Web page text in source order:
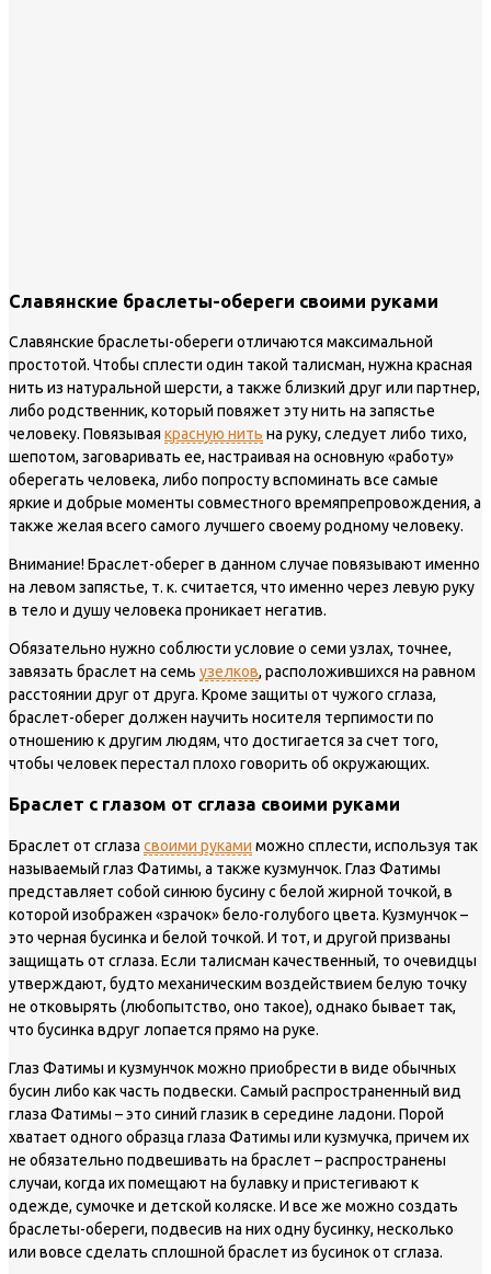
Славянские браслеты-обереги своими руками
Славянские браслеты-обереги отличаются максимальной
простотой. Чтобы сплести один такой талисман, нужна красная
нить из натуральной шерсти, а также близкий друг или партнер,
либо родственник, который повяжет эту нить на запястье
человеку. Повязывая красную нить на руку, следует либо тихо,
шепотом, заговаривать ее, настраивая на основную «работу»
оберегать человека, либо попросту вспоминать все самые
яркие и добрые моменты совместного времяпрепровождения, а
также желая всего самого лучшего своему родному человеку.
Внимание!Браслет-оберег в данном случае повязывают именно
на левом запястье, т. к. считается, что именно через левую руку
в тело и душу человека проникает негатив.
Обязательно нужно соблюсти условие о семи узлах, точнее,
завязать браслет на семь узелков, расположившихся на равном
расстоянии друг от друга. Кроме защиты от чужого сглаза,
браслет-оберег должен научить носителя терпимости по
отношению к другим людям, что достигается за счет того,
чтобы человек перестал плохо говорить об окружающих.
Браслет с глазом от сглаза своими руками
Браслет от сглаза своими руками можно сплести, используя так
называемый глаз Фатимы, а также кузмунчок. Глаз Фатимы
представляет собой синюю бусину с белой жирной точкой, в
которой изображен «зрачок» бело-голубого цвета. Кузмунчок –
это черная бусинка и белой точкой. И тот, и другой призваны
защищать от сглаза. Если талисман качественный, то очевидцы
утверждают, будто механическим воздействием белую точку
не отковырять (любопытство, оно такое), однако бывает так,
что бусинка вдруг лопается прямо на руке.
Глаз Фатимы и кузмунчок можно приобрести в виде обычных
бусин либо как часть подвески. Самый распространенный вид
глаза Фатимы – это синий глазик в середине ладони. Порой
хватает одного образца глаза Фатимы или кузмучка, причем их
не обязательно подвешивать на браслет – распространены
случаи, когда их помещают на булавку и пристегивают к
одежде, сумочке и детской коляске. И все же можно создать
браслеты-обереги, подвесив на них одну бусинку, несколько
или вовсе сделать сплошной браслет из бусинок от сглаза.